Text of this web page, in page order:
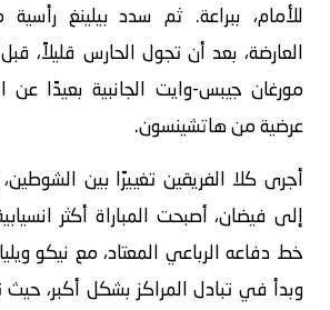
للأمام، ببراعة. ثم سدد بيلينغ
العارضة، بعد أن تجول الحارس قليلاً،
مورغان جيبس-وايت الجانبية بعيدًا عن
عرضية من هاتشينسون.
أجرى كلا الفريقين تغييرًا بين
إلى فيضان، أصبحت المباراة أكثر
خط دفاعه الرباعي المعتاد، مع نيكو
وبدأ في تبادل المراكز بشكل أكبر،